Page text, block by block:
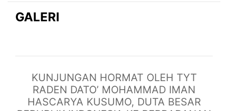
GALERI
KUNJUNGAN HORMAT OLEH TYT
RADEN DATO’ MOHAMMAD IMAN
HASCARYA KUSUMO, DUTA BESAR